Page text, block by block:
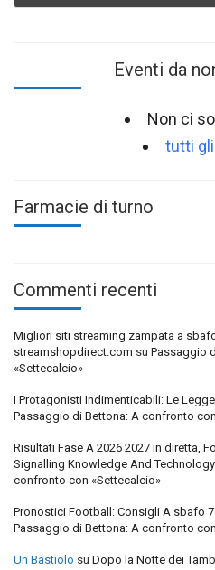
Eventi da
Non ci
tutti
Farmacie di turno
Commenti recenti
Migliori siti streaming zampata a
streamshopdirect.com su Passaggio
«Settecalcio»
I Protagonisti Indimenticabili: Le
Passaggio di Bettona: A confronto
Risultati Fase A 2026 2027 in diretta,
Signalling Knowledge And Technology
confronto con «Settecalcio»
Pronostici Football: Consigli A sbafo
Passaggio di Bettona: A confronto
Un Bastiolo su Dopo la Notte dei